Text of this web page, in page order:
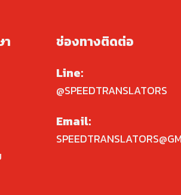
ช่องทางติดต่อ
Line:
@SPEEDTRANSLATORS
Email: